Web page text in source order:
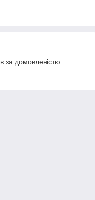
за домовленістю